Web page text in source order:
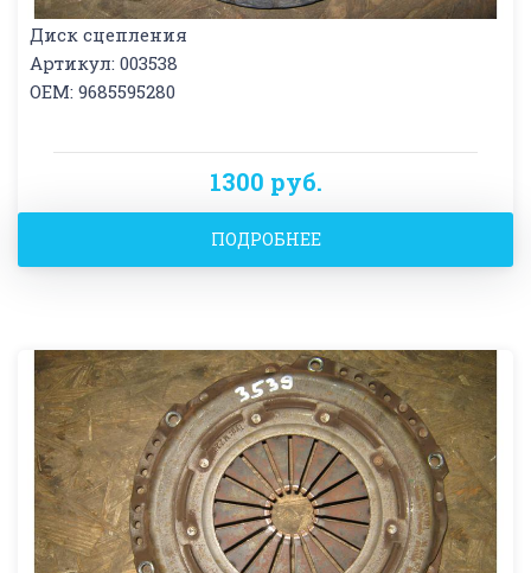
Диск сцепления
Артикул: 003538
OEM: 9685595280
1300 руб.
ПОДРОБНЕЕ